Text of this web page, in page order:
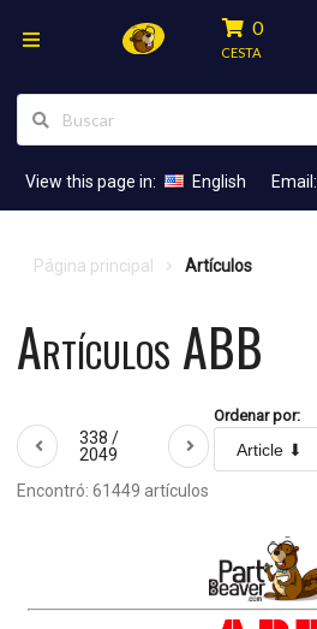
0
CESTA
View this page in: English Email:
Página principal Artículos
Artículos ABB
338 /
2049
Ordenar por:
Encontró: 61449 artículos